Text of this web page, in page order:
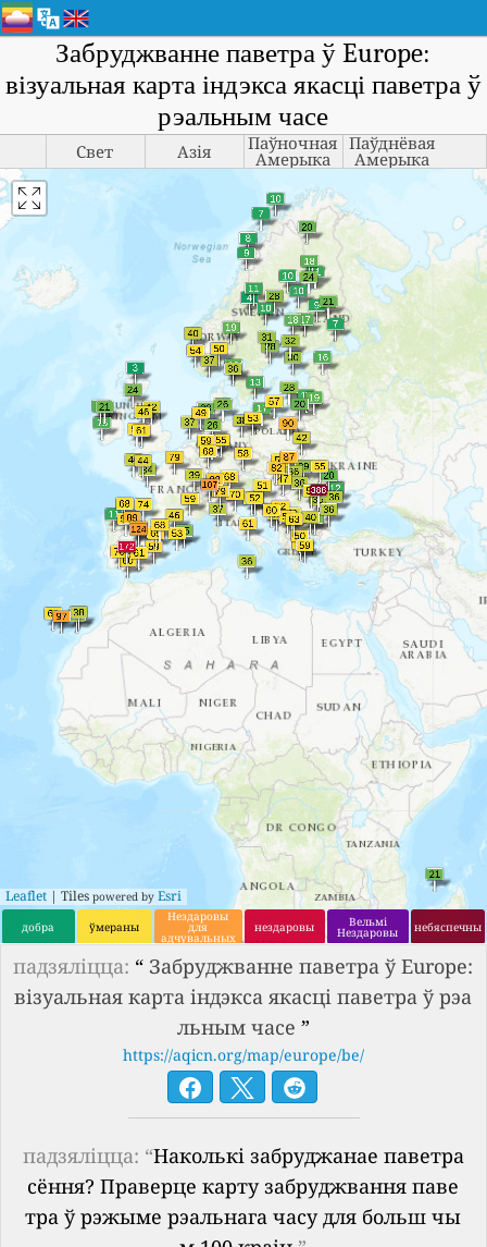
Забруджванне паветра ў Europe:
візуальная карта індэкса якасці паветра ў
рэальным часе
Свет Азія Паўночная
Амерыка
Паўднёвая
Амерыка
Leaflet | Tiles powered by Esri
добра ўмераны
Нездаровы
для
адчувальных
груп
нездаровы Вельмі
Нездаровы небяспечны
падзяліцца: “ Забруджванне паветра ў Europe:
візуальная карта індэкса якасці паветра ў рэа
льным часе ”
https://aqicn.org/map/europe/be/
падзяліцца: “Наколькі забруджанае паветра
сёння? Праверце карту забруджвання паве
тра ў рэжыме рэальнага часу для больш чы